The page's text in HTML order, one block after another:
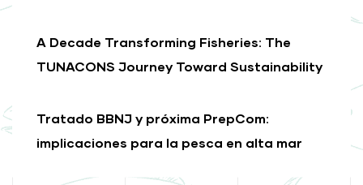
A Decade Transforming Fisheries: The
TUNACONS Journey Toward Sustainability
Tratado BBNJ y próxima PrepCom:
implicaciones para la pesca en alta mar